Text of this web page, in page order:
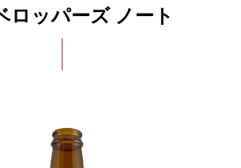
ロッパーズ ノート